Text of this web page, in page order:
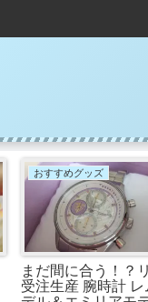
おすすめグッズ
まだ間に合う！？
受注生産 腕時計 レ